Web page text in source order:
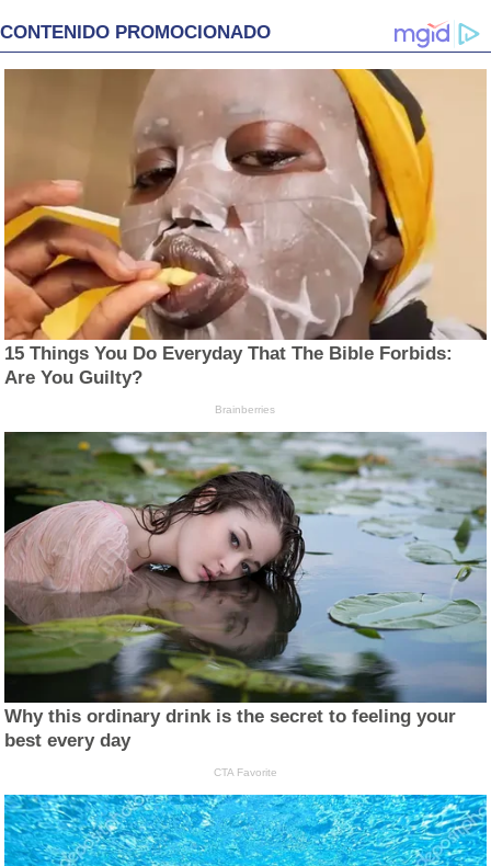
CONTENIDO PROMOCIONADO
15 Things You Do Everyday That The Bible Forbids:
Are You Guilty?
Brainberries
Why this ordinary drink is the secret to feeling your
best every day
CTA Favorite